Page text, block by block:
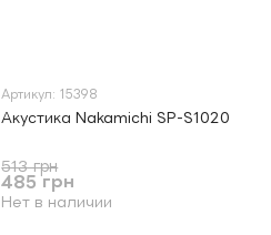
Артикул: 15398
Акустика Nakamichi SP-S1020
513 грн
485 грн
Нет в наличии